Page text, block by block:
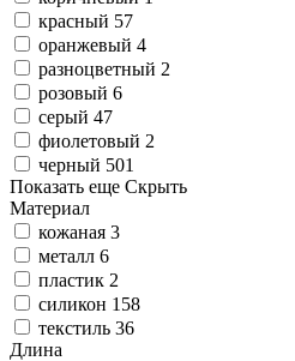
красный 57
оранжевый 4
разноцветный 2
розовый 6
серый 47
фиолетовый 2
черный 501
Показать еще Скрыть
Материал
кожаная 3
металл 6
пластик 2
силикон 158
текстиль 36
Длина